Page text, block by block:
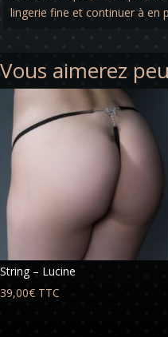
lingerie fine et continuer à en
Vous aimerez
String – Lucine
39,00€ TTC